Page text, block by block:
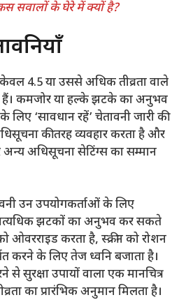
सवालों के घेरे में क्यों है?
केवल 4.5 या उससे अधिक तीव्रता वाले
कमजोर या हल्के झटके का अनुभव
‘सावधान रहें’ चेतावनी जारी की
की तरह व्यवहार करता है और
अन्य अधिसूचना सेटिंग्स का सम्मान
उन उपयोगकर्ताओं के लिए
झटकों का अनुभव कर सकते
ओवरराइड करता है, स्क्रीन को रोशन
करने के लिए तेज ध्वनि बजाता है।
से सुरक्षा उपायों वाला एक मानचित्र
का प्रारंभिक अनुमान मिलता है।